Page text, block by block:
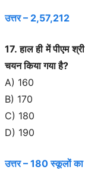
उत्तर – 2,57,212
17. हाल ही में पीएम
चयन किया गया है?
A) 160
B) 170
C) 180
D) 190
उत्तर – 180 स्कूलों का